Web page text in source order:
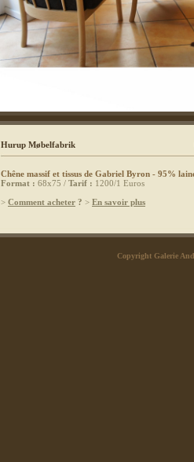
Hurup Møbelfabrik
Chêne massif et tissus de Gabriel Byron - 95%
Format : 68x75 / Tarif : 1200/1 Euros
> Comment acheter ? > En savoir plus
Copyright Galerie